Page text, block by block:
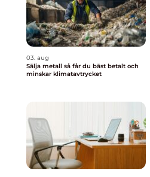
03. aug
Sälja metall så får du bäst betalt och
minskar klimatavtrycket